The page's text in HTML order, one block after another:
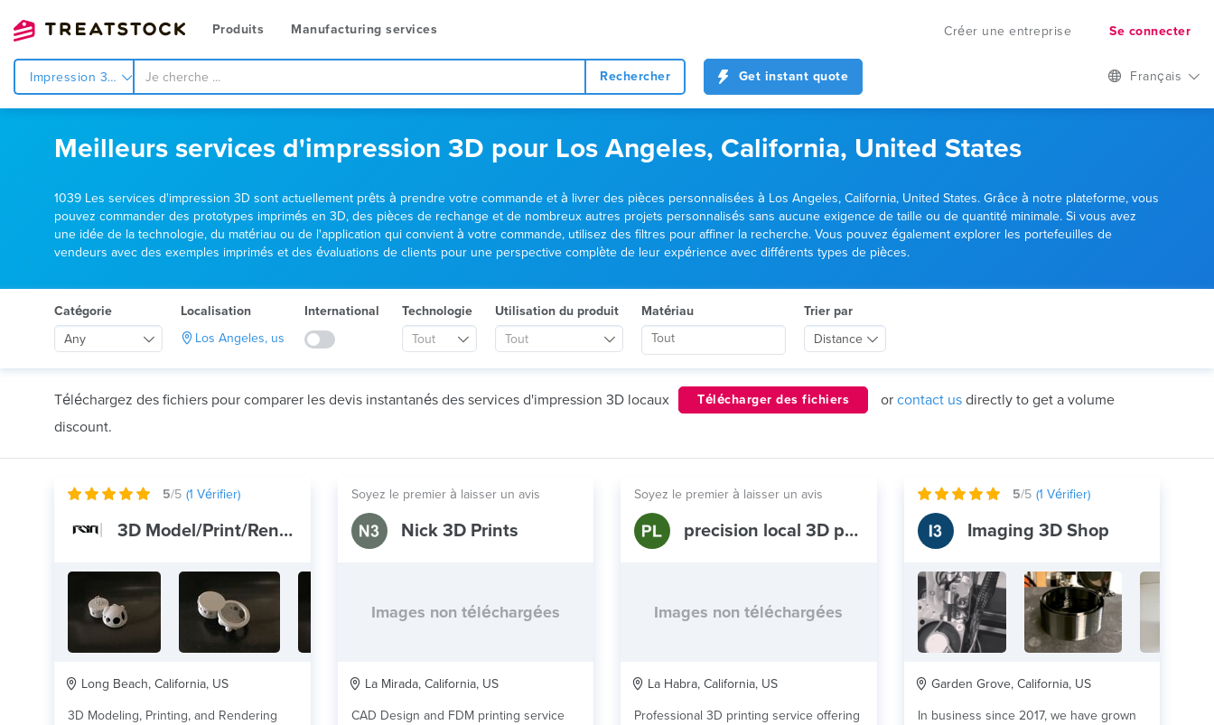
Produits Manufacturing services Créer une entreprise Se connecter
Impression 3d Rechercher Get instant quote Français
Meilleurs services d'impression 3D pour Los Angeles, California, United States
1039 Les services d'impression 3D sont actuellement prêts à prendre votre commande et à livrer des pièces personnalisées à Los Angeles, California, United States. Grâce à notre plateforme, vous
pouvez commander des prototypes imprimés en 3D, des pièces de rechange et de nombreux autres projets personnalisés sans aucune exigence de taille ou de quantité minimale. Si vous avez
une idée de la technologie, du matériau ou de l'application qui convient à votre commande, utilisez des filtres pour affiner la recherche. Vous pouvez également explorer les portefeuilles de
vendeurs avec des exemples imprimés et des évaluations de clients pour une perspective complète de leur expérience avec différents types de pièces.
Catégorie
Any
Localisation
Los Angeles, us
International
Technologie
Tout
Utilisation du produit
Tout
Matériau
Trier par
Distance
Téléchargez des fichiers pour comparer les devis instantanés des services d'impression 3D locaux Télécharger des fichiers or contact us directly to get a volume
discount.
5/5 (1 Vérifier)
3D Model/Print/Render Services - RYN
Long Beach, California, US
3D Modeling, Printing, and Rendering
Soyez le premier à laisser un avis
Nick 3D Prints
Images non téléchargées
La Mirada, California, US
CAD Design and FDM printing service
Soyez le premier à laisser un avis
precision local 3D printing
Images non téléchargées
La Habra, California, US
Professional 3D printing service offering
5/5 (1 Vérifier)
Imaging 3D Shop
Garden Grove, California, US
In business since 2017, we have grown